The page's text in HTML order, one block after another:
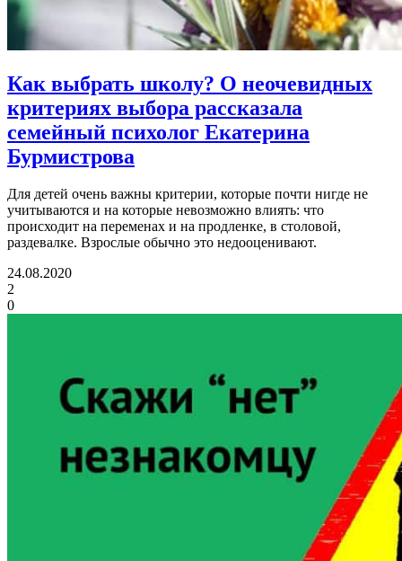
Как выбрать школу? О неочевидных
критериях выбора рассказала
семейный психолог Екатерина
Бурмистрова
Для детей очень важны критерии, которые почти нигде не
учитываются и на которые невозможно влиять: что
происходит на переменах и на продленке, в столовой,
раздевалке. Взрослые обычно это недооценивают.
24.08.2020
2
0